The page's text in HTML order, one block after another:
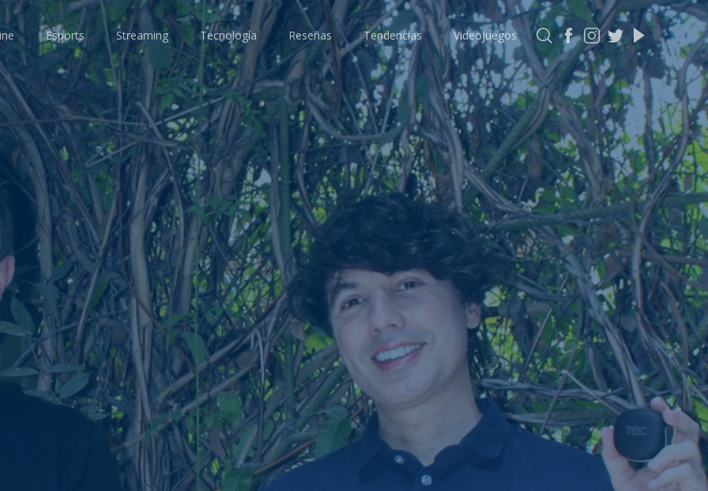
Esports Streaming Tecnología Reseñas Tendencias Videojuegos